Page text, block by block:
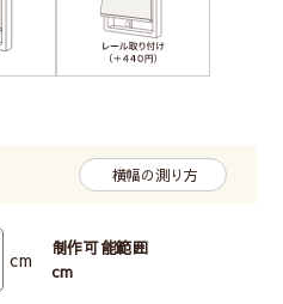
横幅の測り方
cm
制作可能範囲
cm